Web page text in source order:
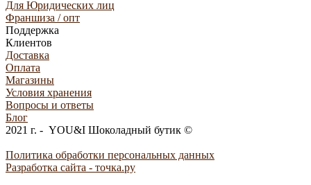
Для Юридических лиц
Франшиза / опт
Поддержка
Клиентов
Доставка
Оплата
Магазины
Условия хранения
Вопросы и ответы
Блог
2021 г. - YOU&I Шоколадный бутик ©
Политика обработки персональных данных
Разработка сайта - точка.ру